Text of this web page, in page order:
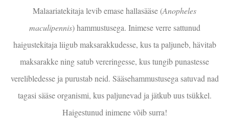
Malaariatekitaja levib emase hallasääse (Anopheles
maculipennis) hammustusega. Inimese verre sattunud
haigustekitaja liigub maksarakkudesse, kus ta paljuneb, hävitab
maksarakke ning satub vereringesse, kus tungib punastesse
verelibledesse ja purustab neid. Sääsehammustusega satuvad nad
tagasi sääse organismi, kus paljunevad ja jätkub uus tsükkel.
Haigestunud inimene võib surra!